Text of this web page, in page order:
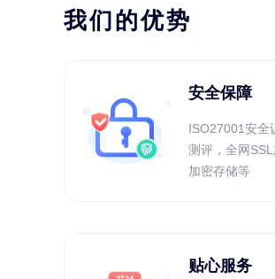
我们的优势
安全保障
ISO27001安全
测评，全网
加密存储等
贴心服务